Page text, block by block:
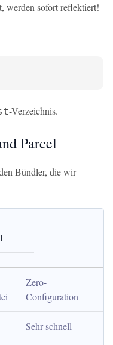
werden sofort reflektiert!
-Verzeichnis.
Parcel
Bündler, die wir
Zero-
Configuration
Sehr schnell